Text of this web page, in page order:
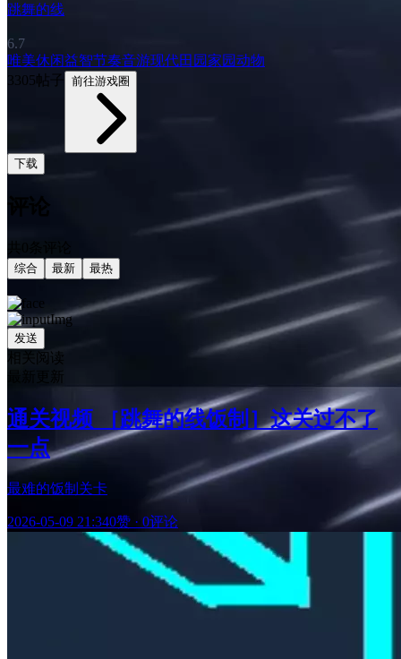
跳舞的线
6.7
唯美休闲益智节奏音游现代田园家园动物
3305帖子
前往游戏圈
下载
评论
综合 最新 最热
发送
相关阅读
最新更新
通关视频 ［跳舞的线饭制］这关过不了
一点
最难的饭制关卡
2026-05-09 21:340赞 · 0评论